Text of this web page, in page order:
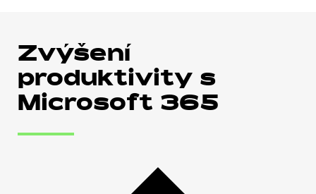
Zvýšení
produktivity s
Microsoft 365